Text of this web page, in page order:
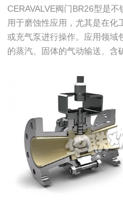
CERAVALVE阀门BR26型是
用于磨蚀性应用，尤其是在化
或充气泵进行操作。应用领域
的蒸汽、固体的气动输送、含